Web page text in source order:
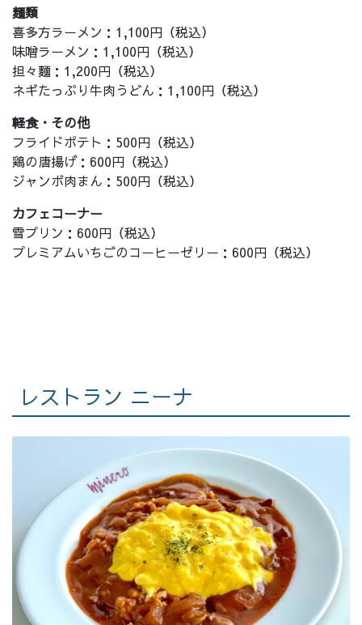
麺類
喜多方ラーメン：1,100円（税込）
味噌ラーメン：1,100円（税込）
担々麵：1,200円（税込）
ネギたっぷり牛肉うどん：1,100円（税込）
軽食・その他
フライドポテト：500円（税込）
鶏の唐揚げ：600円（税込）
ジャンボ肉まん：500円（税込）
カフェコーナー
雪プリン：600円（税込）
プレミアムいちごのコーヒーゼリー：600円（税込）
レストラン ニーナ